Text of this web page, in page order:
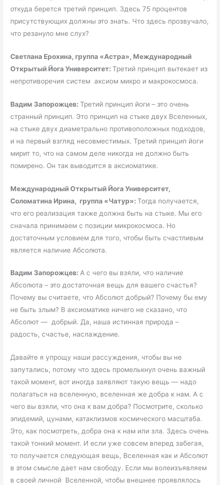
откуда берется третий принцип. Здесь 75 процентов
присутствующих должны это знать. Что здесь прозвучало,
что резануло мне слух?
Светлана Ерохина, группа «Астра», Международный
Открытый Йога Университет:Третий принцип вытекает из
непротиворечия систем аксиом микро и макрокосмоса.
Вадим Запорожцев:Третий принцип йоги – это очень
странный принцип. Это принцип на стыке двух Вселенных,
на стыке двух диаметрально противоположных подходов,
и на первый взгляд несовместимых. Третий принцип йоги
мирит то, что на самом деле никогда не должно быть
помирено. Он так выводится в аксиоматике.
Международный Открытый Йога Университет,
Соломатина Ирина, группа «Чатур»:Тогда получается,
что его реализация также должна быть на стыке. Мы его
сначала принимаем с позиции микрокосмоса. Но
достаточным условием для того, чтобы быть счастливым
является наличие Абсолюта.
Вадим Запорожцев:А с чего вы взяли, что наличие
Абсолюта – это достаточная вещь для вашего счастья?
Почему вы считаете, что Абсолют добрый? Почему бы ему
не быть злым? В аксиоматике ничего не сказано, что
Абсолют — добрый. Да, наша истинная природа –
радость, счастье, наслаждение.
Давайте я упрощу наши рассуждения, чтобы вы не
запутались, потому что здесь промелькнул очень важный
такой момент, вот иногда заявляют такую вещь — надо
полагаться на вселенную, вселенная же добра к нам. А с
чего вы взяли, что она к вам добра? Посмотрите, сколько
эпидемий, цунами, катаклизмов космического масштаба.
Это, как посмотреть, добра она к нам или зла. Здесь очень
такой тонкий момент. И если уже совсем вперед забегая,
то получается следующая вещь, Вселенная как и Абсолют
в этом смысле дает нам свободу. Если мы волеизъявляем
в своей личной Вселенной, чтобы внешнее проявлялось